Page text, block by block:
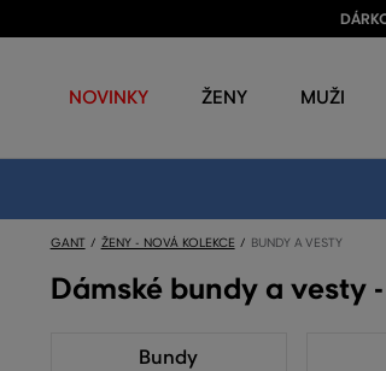
NOVINKY ŽENY MUŽI
GANT ŽENY - NOVÁ KOLEKCE BUNDY A VESTY
Dámské bundy a vesty
Bundy